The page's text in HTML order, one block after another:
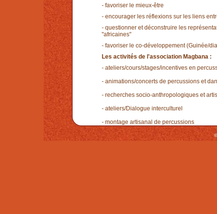
- favoriser le mieux-être
- encourager les réflexions sur les liens
- questionner et déconstruire les
"africaines"
- favoriser le co-développement (Guinée/
Les activités de l'association Magbana :
- ateliers/cours/stages/incentives en
- animations/concerts de percussions et
- recherches socio-anthropologiques et
- ateliers/Dialogue interculturel
- montage artisanal de percussions